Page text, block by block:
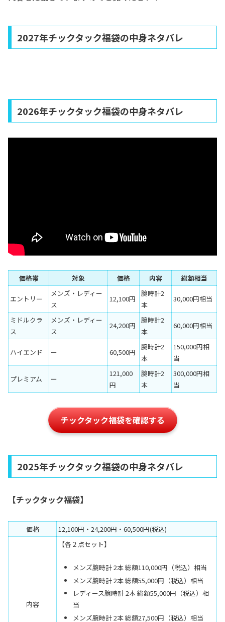
2027年チックタック福袋の中身ネタバレ
2026年チックタック福袋の中身ネタバレ
価格帯 対象 価格 内容 総額相当
エントリー
メンズ・レディー
ス
12,100円
腕時計2
本
30,000円相当
ミドルクラ
ス
メンズ・レディー
ス
24,200円
腕時計2
本
60,000円相当
ハイエンド ー 60,500円
腕時計2
本
150,000円相
当
プレミアム ー
121,000
円
腕時計2
本
300,000円相
当
チックタック福袋を確認する
2025年チックタック福袋の中身ネタバレ
【チックタック福袋】
価格 12,100円・24,200円・60,500円(税込)
内容
【各２点セット】
メンズ腕時計 2本 総額110,000円（税込）相当
メンズ腕時計 2本 総額55,000円（税込）相当
レディース腕時計 2本 総額55,000円（税込）相
当
メンズ腕時計 2本 総額27,500円（税込）相当